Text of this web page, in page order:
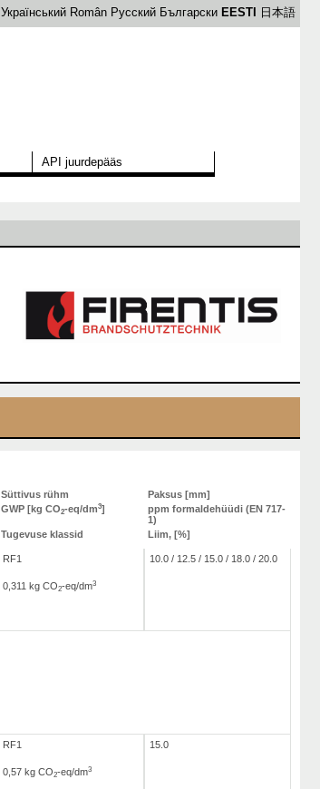
Український Român Русский Български EESTI 日本語
API juurdepääs
Süttivus rühm
Paksus [mm]
GWP [kg CO2-eq/dm3]
ppm formaldehüüdi (EN 717-
1)
Tugevuse klassid Liim, [%]
RF1 10.0 / 12.5 / 15.0 / 18.0 / 20.0
0,311 kg CO2-eq/dm3
RF1 15.0
0,57 kg CO2-eq/dm3